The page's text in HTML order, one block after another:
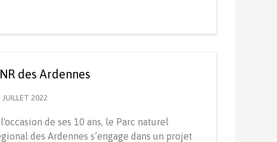
des Ardennes
JUILLET 2022
de ses 10 ans, le Parc naturel
des Ardennes s’engage dans un projet